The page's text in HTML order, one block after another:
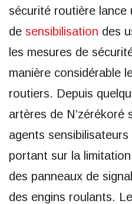
sécurité routière lance
de sensibilisation des
les mesures de
manière considérable
routiers. Depuis
artères de N’zérékoré
agents
portant sur la
des panneaux de
des engins roulants.